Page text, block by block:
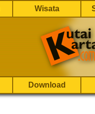
Wisata
Download